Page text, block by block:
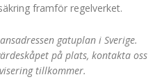
framför regelverket.
gatuplan i Sverige.
på plats, kontakta oss
tillkommer.